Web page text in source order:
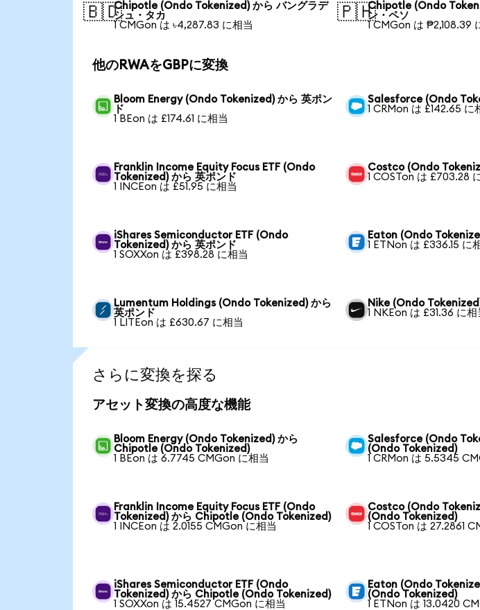
🇧🇩Chipotle (Ondo Tokenized) から バングラデ
シュ・タカ
1 CMGon は ৳4,287.83 に相当
🇵🇭Chipotle (Ondo
ン・ペソ
1 CMGon は ₱2,108.39
他のRWAをGBPに変換
Bloom Energy (Ondo Tokenized) から 英ポン
ド
1 BEon は £174.61 に相当
Salesforce (Ondo
1 CRMon は £142.65 に
Franklin Income Equity Focus ETF (Ondo
Tokenized) から 英ポンド
1 INCEon は £51.95 に相当
Costco (Ondo
1 COSTon は £703.28
iShares Semiconductor ETF (Ondo
Tokenized) から 英ポンド
1 SOXXon は £398.28 に相当
Eaton (Ondo
1 ETNon は £336.15 に
Lumentum Holdings (Ondo Tokenized) から
英ポンド
1 LITEon は £630.67 に相当
Nike (Ondo
1 NKEon は £31.36 に相
さらに変換を探る
アセット変換の高度な機能
Bloom Energy (Ondo Tokenized) から
Chipotle (Ondo Tokenized)
1 BEon は 6.7745 CMGon に相当
Salesforce (Ondo
(Ondo Tokenized)
1 CRMon は 5.5345
Franklin Income Equity Focus ETF (Ondo
Tokenized) から Chipotle (Ondo Tokenized)
1 INCEon は 2.0155 CMGon に相当
Costco (Ondo
(Ondo Tokenized)
1 COSTon は 27.2861
iShares Semiconductor ETF (Ondo
Tokenized) から Chipotle (Ondo Tokenized)
1 SOXXon は 15.4527 CMGon に相当
Eaton (Ondo
(Ondo Tokenized)
1 ETNon は 13.0420